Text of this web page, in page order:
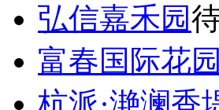
弘信嘉禾园
富春国际花园
杭派·滟澜香